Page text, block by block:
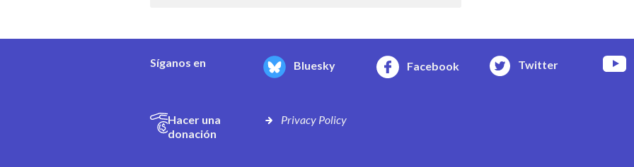
Síganos en Bluesky Facebook Twitter
Hacer una
donación
Privacy Policy